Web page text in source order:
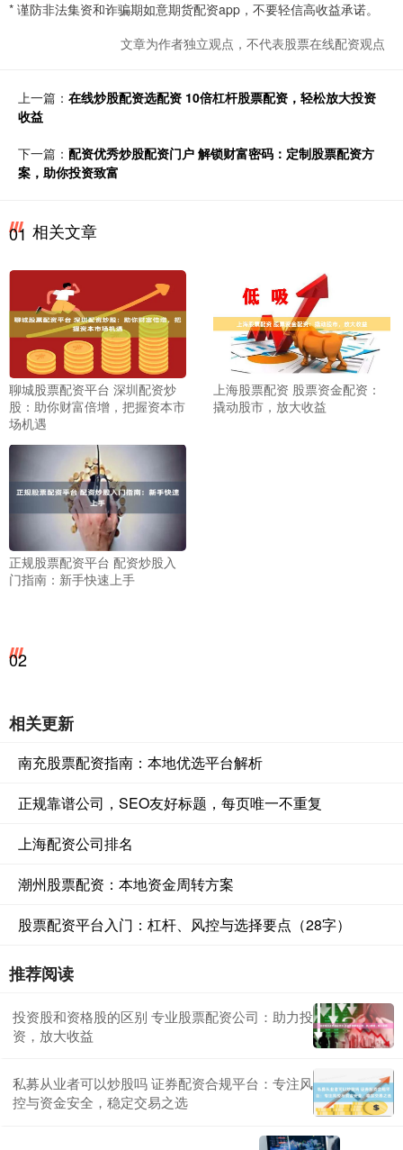
* 谨防非法集资和诈骗期如意期货配资app，不要轻信高收益承诺。
文章为作者独立观点，不代表股票在线配资观点
上一篇： 在线炒股配资选配资 10倍杠杆股票配资，轻松放大投资
收益
下一篇： 配资优秀炒股配资门户 解锁财富密码：定制股票配资方
案，助你投资致富
01 相关文章
聊城股票配资平台 深圳配资炒
股：助你财富倍增，把握资本市
场机遇
上海股票配资 股票资金配资：
撬动股市，放大收益
正规股票配资平台 配资炒股入
门指南：新手快速上手
02
相关更新
南充股票配资指南：本地优选平台解析
正规靠谱公司，SEO友好标题，每页唯一不重复
上海配资公司排名
潮州股票配资：本地资金周转方案
股票配资平台入门：杠杆、风控与选择要点（28字）
推荐阅读
投资股和资格股的区别 专业股票配资公司：助力投
资，放大收益
私募从业者可以炒股吗 证券配资合规平台：专注风
控与资金安全，稳定交易之选